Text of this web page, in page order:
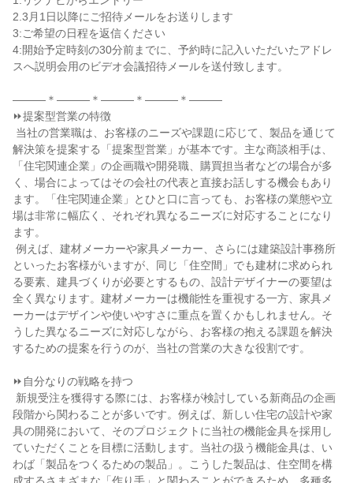
2.3月1日以降にご招待メールをお送りします
3:ご希望の日程を返信ください
4:開始予定時刻の30分前までに、予約時に記入いただいたアドレ
スへ説明会用のビデオ会議招待メールを送付致します。
―――＊―――＊―――＊―――＊―――
⏩提案型営業の特徴
解決策を提案する「提案型営業」が基本です。主な商談相手は、
「住宅関連企業」の企画職や開発職、購買担当者などの場合が多
く、場合によってはその会社の代表と直接お話しする機会もあり
ます。「住宅関連企業」とひと口に言っても、お客様の業態や立
場は非常に幅広く、それぞれ異なるニーズに対応することになり
ます。
といったお客様がいますが、同じ「住空間」でも建材に求められ
る要素、建具づくりが必要とするもの、設計デザイナーの要望は
全く異なります。建材メーカーは機能性を重視する一方、家具メ
ーカーはデザインや使いやすさに重点を置くかもしれません。そ
うした異なるニーズに対応しながら、お客様の抱える課題を解決
するための提案を行うのが、当社の営業の大きな役割です。
⏩自分なりの戦略を持つ
段階から関わることが多いです。例えば、新しい住宅の設計や家
具の開発において、そのプロジェクトに当社の機能金具を採用し
ていただくことを目標に活動します。当社の扱う機能金具は、い
わば「製品をつくるための製品」。こうした製品は、住空間を構